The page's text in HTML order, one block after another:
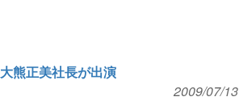
熊正美社長が出演
2009/07/13